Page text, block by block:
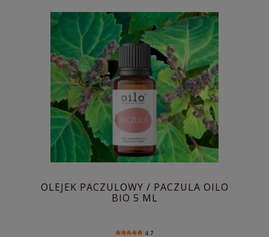
OLEJEK PACZULOWY / PACZULA OILO
BIO 5 ML
4.7